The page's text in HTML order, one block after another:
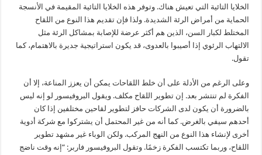
الخلايا التائية التي تعيش هناك. وتوفر هذه الخلايا التائية المقيمة في الأنسجة
الحماية من أمراض الرئة الشديدة. ولذا فإن تقديم هذا النوع من اللقاح
المختلط لكبار السن، الذين هم أكثر عرضة للإصابة بمشاكل الرئة مثل
الالتهاب الرئوي إذا أصيبوا بالعدوى، قد يكون استراتيجية جديرة بالاهتمام، كما
تقول.
وعلى الرغم من الأدلة على أن خلط اللقاحات يمكن أن يعزز المناعة، إلا أن
الفكرة لم تنتشر بعد. إن تطوير اللقاح مكلف. ويقول البروفيسور لو إنه ليس
بالضرورة أن يكون لدى الشركات حافز لتطوير لقاحين مختلفين إذا كان
أحدهم سيفي بالغرض. كما أنه من غير المحتمل أن يشتركوا مع شركة أدوية
أخرى لإنشاء هذا النوع من النهج المركب. ولكن الوباء غير مشهد تطوير
اللقاح، وربما تكتسب الفكرة زخمًا. وتقول البروفيسور فاربر: “إنه وقت ناضج